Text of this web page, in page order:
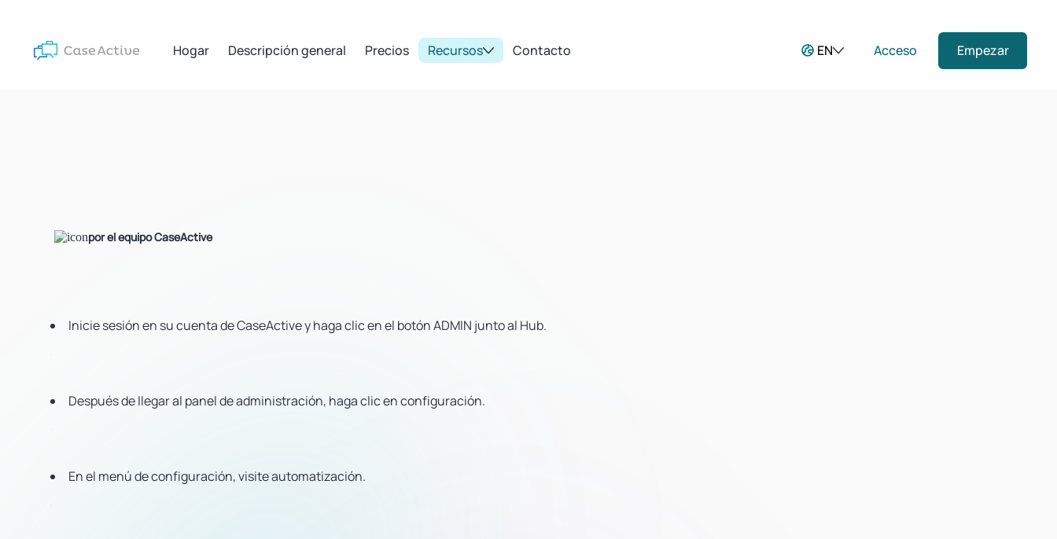
Hogar Descripción general Precios Recursos Contacto EN Acceso Empezar
por el equipo CaseActive
Inicie sesión en su cuenta de CaseActive y haga clic en el botón ADMIN junto al Hub.
Después de llegar al panel de administración, haga clic en configuración.
En el menú de configuración, visite automatización.